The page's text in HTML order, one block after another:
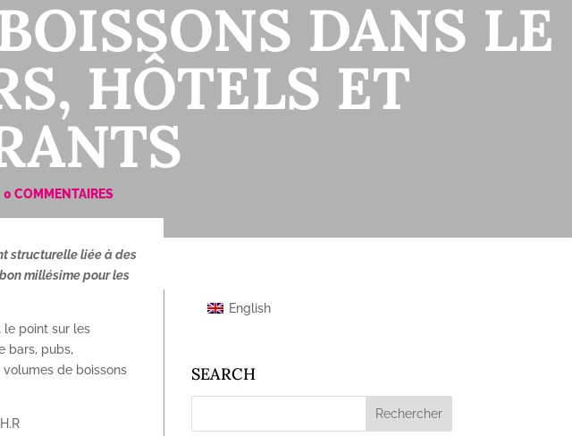
DANS LE
HÔTELS ET
0 COMMENTAIRES
structurelle liée à des
millésime pour les
le point sur les
bars, pubs,
volumes de boissons
English
SEARCH